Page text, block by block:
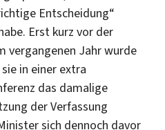
Entscheidung“
Erst kurz vor der
vergangenen Jahr wurde
in einer extra
das damalige
der Verfassung
sich dennoch davor